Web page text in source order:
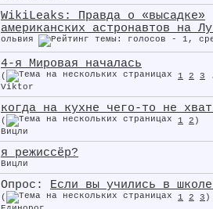
WikiLeaks: Правда о «высадке»
американских астронавтов на
ольвия
4-я Мировая началась
( 1 2 3
Viktor
когда на кухне чего-то не
( 1 2 )
Вицли
я режиссёр?
Вицли
Опрос: Если вы учились в
( 1 2 3 )